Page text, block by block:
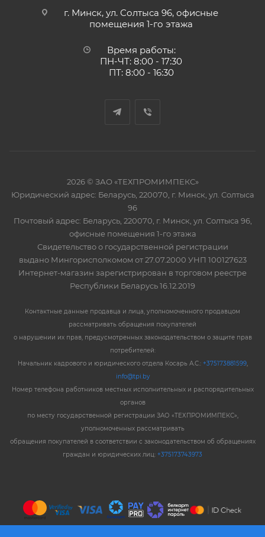
г. Минск, ул. Солтыса 96, офисные
помещения 1-го этажа
Время работы:
ПН-ЧТ: 8:00 - 17:30
ПТ: 8:00 - 16:30
2026 © ЗАО «ТЕХПРОМИМПЕКС»
Юридический адрес: Беларусь, 220070, г. Минск, ул. Солтыса
96
Почтовый адрес: Беларусь, 220070, г. Минск, ул. Солтыса 96,
офисные помещения 1-го этажа
Свидетельство о государственной регистрации
выдано Мингорисполкомом от 27.07.2000 УНП 100127623
Интернет-магазин зарегистрирован в торговом реестре
Республики Беларусь 16.12.2019
Контактные данные продавца и лица, уполномоченного продавцом
рассматривать обращения покупателей
о нарушении их прав, предусмотренных законодательством о защите прав
потребителей:
Начальник кадрового и юридического отдела Косарь А.С.: +375173881599,
info@tpi.by
Номер телефона работников местных исполнительных и распорядительных
органов
по месту государственной регистрации ЗАО «ТЕХПРОМИМПЕКС»,
уполномоченных рассматривать
обращения покупателей в соответствии с законодательством об обращениях
граждан и юридических лиц: +375173743973